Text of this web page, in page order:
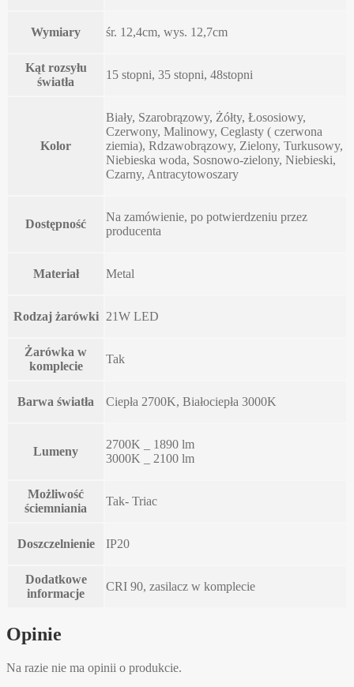
Wymiary śr. 12,4cm, wys. 12,7cm
Kąt rozsyłu
światła
15 stopni, 35 stopni, 48stopni
Kolor
Biały, Szarobrązowy, Żółty, Łososiowy,
Czerwony, Malinowy, Ceglasty ( czerwona
ziemia), Rdzawobrązowy, Zielony, Turkusowy,
Niebieska woda, Sosnowo-zielony, Niebieski,
Czarny, Antracytowoszary
Dostępność
Na zamówienie, po potwierdzeniu przez
producenta
Materiał Metal
Rodzaj żarówki 21W LED
Żarówka w
komplecie
Tak
Barwa światła Ciepła 2700K, Białociepła 3000K
Lumeny
2700K _ 1890 lm
3000K _ 2100 lm
Możliwość
ściemniania
Tak- Triac
Doszczelnienie IP20
Dodatkowe
informacje
CRI 90, zasilacz w komplecie
Opinie
Na razie nie ma opinii o produkcie.